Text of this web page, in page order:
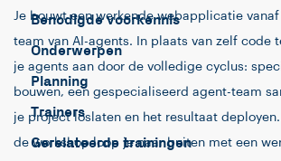
Benodigde voorkennis
Onderwerpen
Planning
Trainers
Gerelateerde trainingen
Je bouwt een werkende webapplicatie
team van AI-agents. In plaats van zelf code
je agents aan door de volledige cyclus:
bouwen, een gespecialiseerd agent-team
je project loslaten en het resultaat
de workshop loop je naar buiten met een